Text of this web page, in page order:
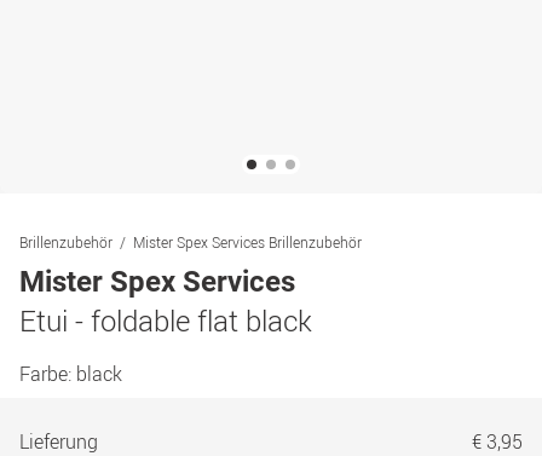
Brillenzubehör Mister Spex Services Brillenzubehör
Mister Spex Services
Etui - foldable flat black
Farbe: black
Lieferung
€ 3,95